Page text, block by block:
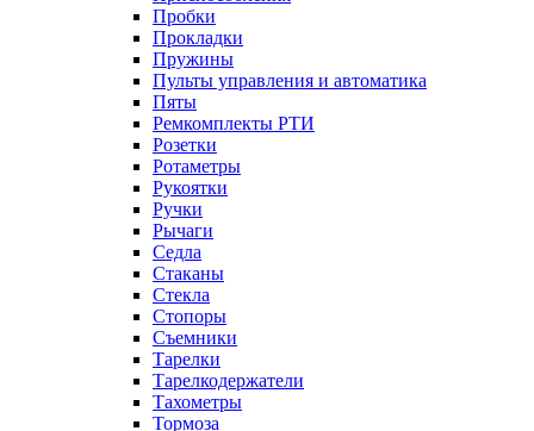
Пробки
Прокладки
Пружины
Пульты управления и автоматика
Пяты
Ремкомплекты РТИ
Розетки
Ротаметры
Рукоятки
Ручки
Рычаги
Седла
Стаканы
Стекла
Стопоры
Съемники
Тарелки
Тарелкодержатели
Тахометры
Тормоза